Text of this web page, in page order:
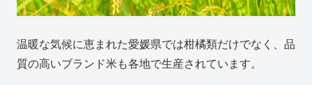
温暖な気候に恵まれた愛媛県では柑橘類だけでなく、品
質の高いブランド米も各地で生産されています。